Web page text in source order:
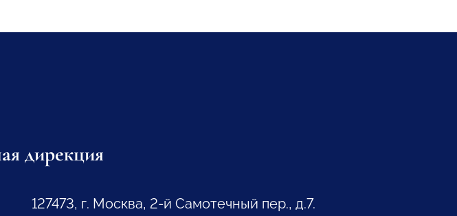
дирекция
127473, г. Москва, 2-й Самотечный пер., д.7.